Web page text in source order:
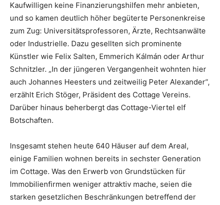
Kaufwilligen keine Finanzierungshilfen mehr anbieten,
und so kamen deutlich höher begüterte Personenkreise
zum Zug: Universitätsprofessoren, Ärzte, Rechtsanwälte
oder Industrielle. Dazu gesellten sich prominente
Künstler wie Felix Salten, Emmerich Kálmán oder Arthur
Schnitzler. „In der jüngeren Vergangenheit wohnten hier
auch Johannes Heesters und zeitweilig Peter Alexander“,
erzählt Erich Stöger, Präsident des Cottage Vereins.
Darüber hinaus beherbergt das Cottage-Viertel elf
Botschaften.
Insgesamt stehen heute 640 Häuser auf dem Areal,
einige Familien wohnen bereits in sechster Generation
im Cottage. Was den Erwerb von Grundstücken für
Immobilienfirmen weniger attraktiv mache, seien die
starken gesetzlichen Beschränkungen betreffend der